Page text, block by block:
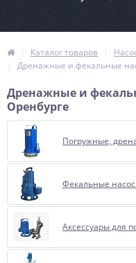
Каталог товаров
Дренажные и фекальные
Дренажные и
Оренбурге
Погружные,
Фекальные
Аксессуары для